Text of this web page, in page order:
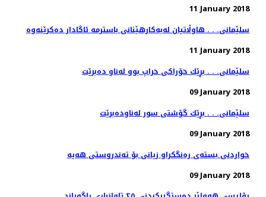
11 January 2018
11 January 2018
سلێمانی. . . بڕێك خۆراكی خراپ بوو له‌ناو ده‌برێت
09 January 2018
سلێمانی. . . بڕێك گۆشتی سور له‌ناوده‌برێت
09 January 2018
09 January 2018